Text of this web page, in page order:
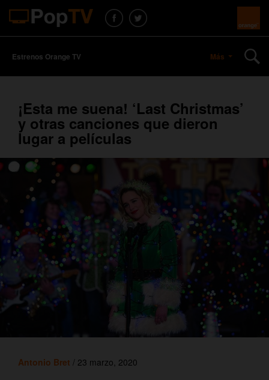
Estrenos Orange TV Más
¡Esta me suena! ‘Last Christmas’
y otras canciones que dieron
lugar a películas
Antonio Bret / 23 marzo, 2020